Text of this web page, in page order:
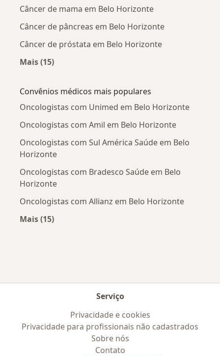
Câncer de mama em Belo Horizonte
Câncer de pâncreas em Belo Horizonte
Câncer de próstata em Belo Horizonte
Mais (15)
Convênios médicos mais populares
Oncologistas com Unimed em Belo Horizonte
Oncologistas com Amil em Belo Horizonte
Oncologistas com Sul América Saúde em Belo
Horizonte
Oncologistas com Bradesco Saúde em Belo
Horizonte
Oncologistas com Allianz em Belo Horizonte
Mais (15)
Serviço
Privacidade e cookies
Privacidade para profissionais não cadastrados
Sobre nós
Contato